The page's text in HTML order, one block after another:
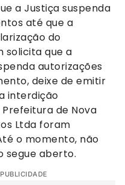
a Justiça suspenda
até que a
do
solicita que a
autorizações
deixe de emitir
interdição
de Nova
Ltda foram
o momento, não
segue aberto.